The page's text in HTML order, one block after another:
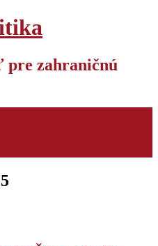
pre zahraničnú